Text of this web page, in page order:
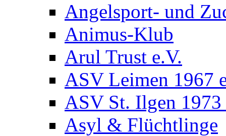
Angelsport- und
Animus-Klub
Arul Trust e.V.
ASV Leimen 1967
ASV St. Ilgen 1973
Asyl & Flüchtlinge